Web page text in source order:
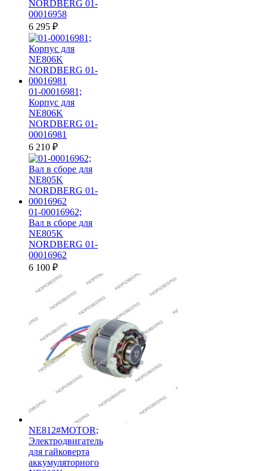
NORDBERG 01-
00016958
6 295 ₽
01-00016981;
Корпус для
NE806K
NORDBERG 01-
00016981
6 210 ₽
01-00016962;
Вал в сборе для
NE805K
NORDBERG 01-
00016962
6 100 ₽
NE812#MOTOR;
Электродвигатель
для гайковерта
аккумуляторного